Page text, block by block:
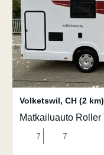
Volketswil, CH (2 km)
Matkailuauto Roller
7 7